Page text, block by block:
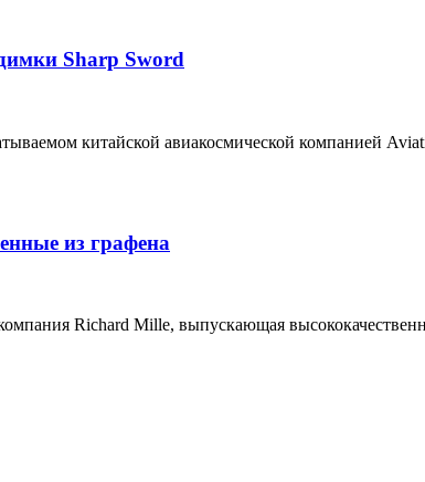
Sharp Sword
китайской авиакосмической компанией
из графена
Richard Mille, выпускающая